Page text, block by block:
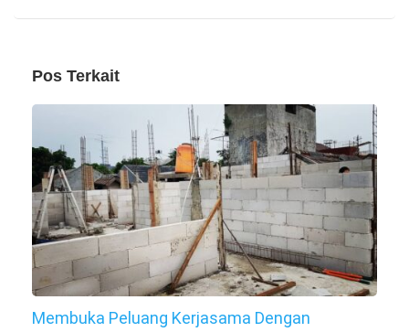
Pos Terkait
Membuka Peluang Kerjasama Dengan